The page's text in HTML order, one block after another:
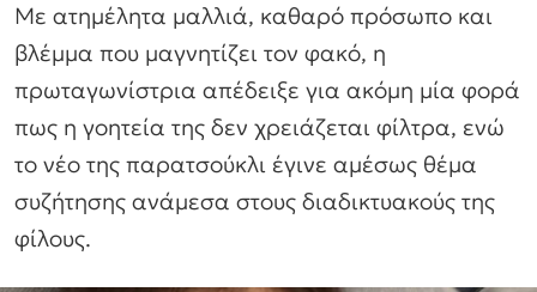
Με ατημέλητα μαλλιά, καθαρό πρόσωπο και
βλέμμα που μαγνητίζει τον φακό, η
πρωταγωνίστρια απέδειξε για ακόμη μία φορά
πως η γοητεία της δεν χρειάζεται φίλτρα, ενώ
το νέο της παρατσούκλι έγινε αμέσως θέμα
συζήτησης ανάμεσα στους διαδικτυακούς της
φίλους.